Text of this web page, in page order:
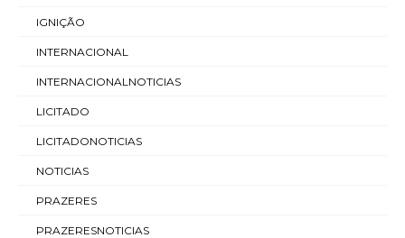
IGNIÇÃO
INTERNACIONAL
INTERNACIONALNOTICIAS
LICITADO
LICITADONOTICIAS
NOTICIAS
PRAZERES
PRAZERESNOTICIAS